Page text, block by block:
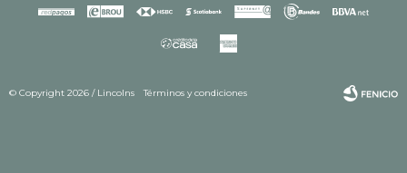
© Copyright 2026 / Lincolns Términos y condiciones